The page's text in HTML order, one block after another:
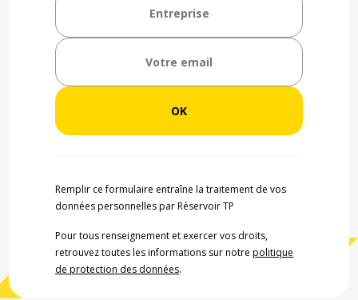
Remplir ce formulaire entraîne la traitement de vos
données personnelles par Réservoir TP
Pour tous renseignement et exercer vos droits,
retrouvez toutes les informations sur notrepolitique
de protection des données.